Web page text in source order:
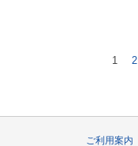
1 2
ご利用案内